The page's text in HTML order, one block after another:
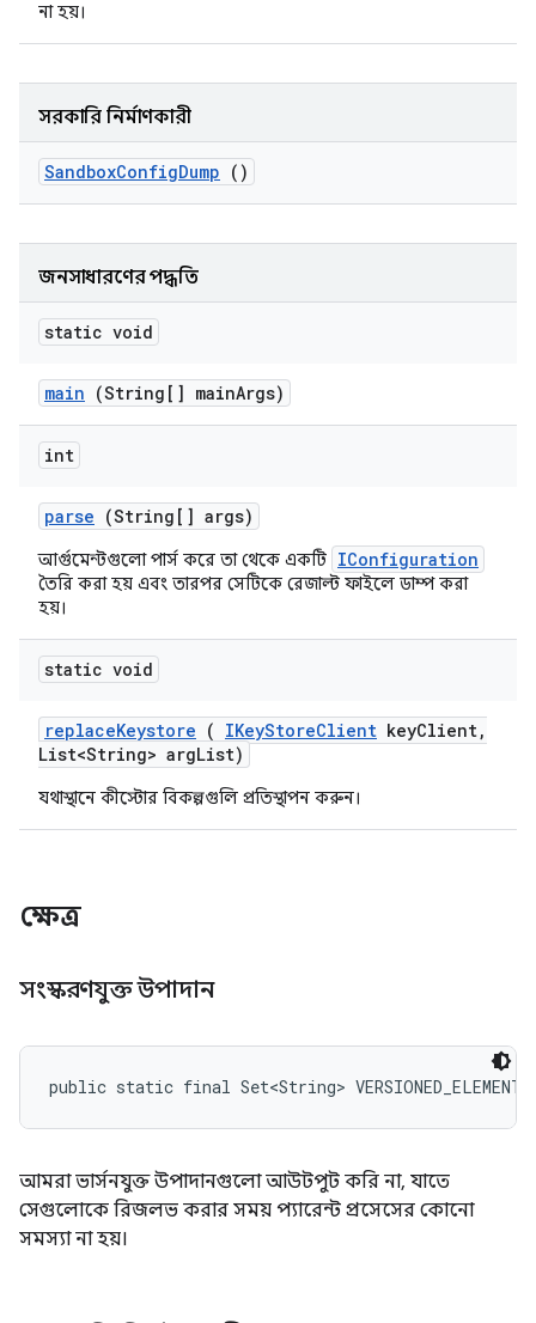
না হয়।
সরকারি নির্মাণকারী
SandboxConfigDump ()
জনসাধারণের পদ্ধতি
static void
main (String[] mainArgs)
int
parse (String[] args)
আর্গুমেন্টগুলো পার্স করে তা থেকে একটি IConfiguration
তৈরি করা হয় এবং তারপর সেটিকে রেজাল্ট ফাইলে ডাম্প করা
হয়।
static void
replaceKeystore ( IKeyStoreClient keyClient,
List<String> argList)
যথাস্থানে কীস্টোর বিকল্পগুলি প্রতিস্থাপন করুন।
ক্ষেত্র
সংস্করণযুক্ত উপাদান
public static final Set<String> VERSIONED_ELEMENTS
আমরা ভার্সনযুক্ত উপাদানগুলো আউটপুট করি না, যাতে
সেগুলোকে রিজলভ করার সময় প্যারেন্ট প্রসেসের কোনো
সমস্যা না হয়।